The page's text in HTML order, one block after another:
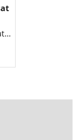
Kuda Console voor VW Passat USA vanaf 2012